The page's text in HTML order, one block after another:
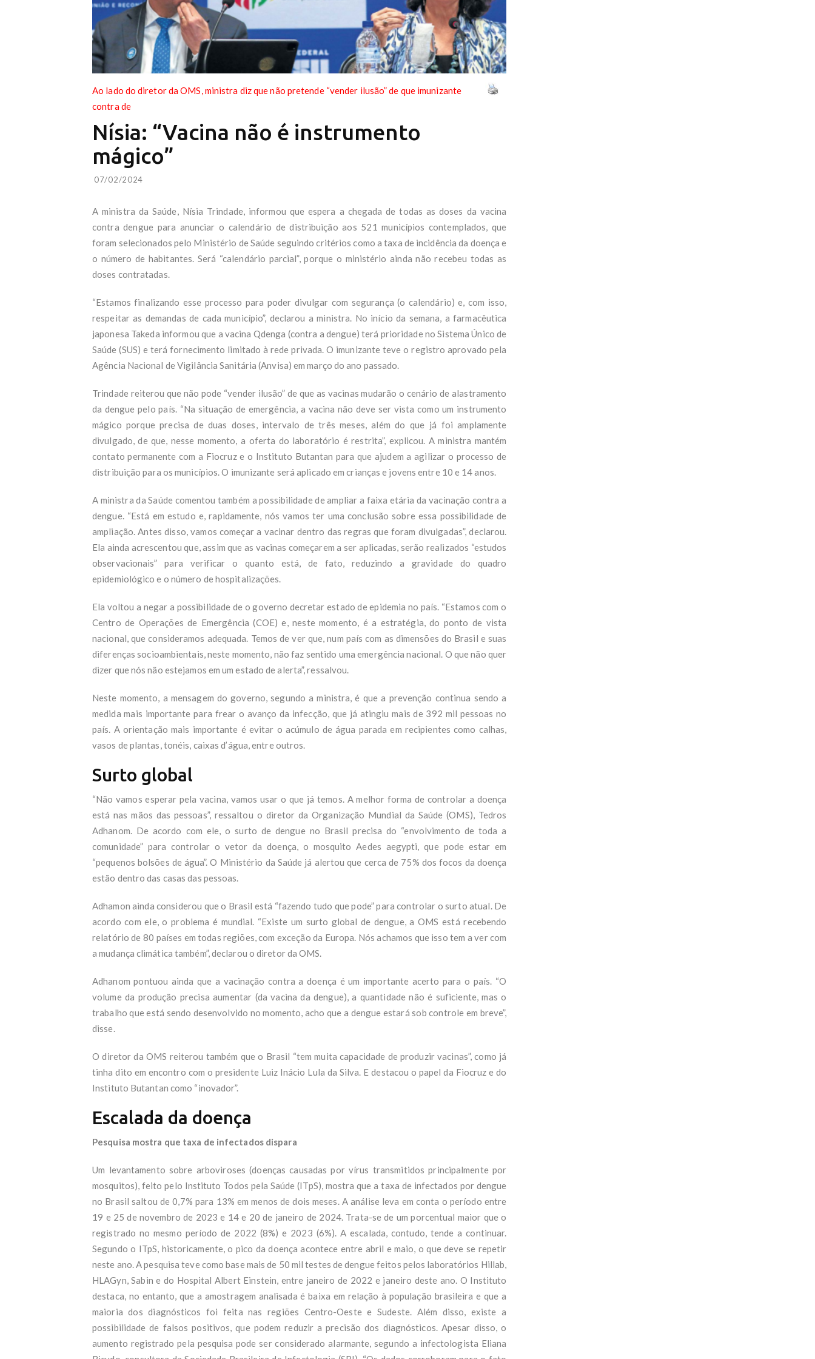
Ao lado do diretor da OMS, ministra diz que não pretende “vender ilusão” de que imunizante
contra de
Nísia: “Vacina não é instrumento
mágico”
07/02/2024
A ministra da Saúde, Nísia Trindade, informou que espera a chegada de todas as doses da vacina
contra dengue para anunciar o calendário de distribuição aos 521 municípios contemplados, que
foram selecionados pelo Ministério de Saúde seguindo critérios como a taxa de incidência da doença e
o número de habitantes. Será “calendário parcial”, porque o ministério ainda não recebeu todas as
doses contratadas.
“Estamos finalizando esse processo para poder divulgar com segurança (o calendário) e, com isso,
respeitar as demandas de cada município”, declarou a ministra. No início da semana, a farmacêutica
japonesa Takeda informou que a vacina Qdenga (contra a dengue) terá prioridade no Sistema Único de
Saúde (SUS) e terá fornecimento limitado à rede privada. O imunizante teve o registro aprovado pela
Agência Nacional de Vigilância Sanitária (Anvisa) em março do ano passado.
Trindade reiterou que não pode “vender ilusão” de que as vacinas mudarão o cenário de alastramento
da dengue pelo país. “Na situação de emergência, a vacina não deve ser vista como um instrumento
mágico porque precisa de duas doses, intervalo de três meses, além do que já foi amplamente
divulgado, de que, nesse momento, a oferta do laboratório é restrita”, explicou. A ministra mantém
contato permanente com a Fiocruz e o Instituto Butantan para que ajudem a agilizar o processo de
distribuição para os municípios. O imunizante será aplicado em crianças e jovens entre 10 e 14 anos.
A ministra da Saúde comentou também a possibilidade de ampliar a faixa etária da vacinação contra a
dengue. “Está em estudo e, rapidamente, nós vamos ter uma conclusão sobre essa possibilidade de
ampliação. Antes disso, vamos começar a vacinar dentro das regras que foram divulgadas”, declarou.
Ela ainda acrescentou que, assim que as vacinas começarem a ser aplicadas, serão realizados “estudos
observacionais” para verificar o quanto está, de fato, reduzindo a gravidade do quadro
epidemiológico e o número de hospitalizações.
Ela voltou a negar a possibilidade de o governo decretar estado de epidemia no país. “Estamos com o
Centro de Operações de Emergência (COE) e, neste momento, é a estratégia, do ponto de vista
nacional, que consideramos adequada. Temos de ver que, num país com as dimensões do Brasil e suas
diferenças socioambientais, neste momento, não faz sentido uma emergência nacional. O que não quer
dizer que nós não estejamos em um estado de alerta”, ressalvou.
Neste momento, a mensagem do governo, segundo a ministra, é que a prevenção continua sendo a
medida mais importante para frear o avanço da infecção, que já atingiu mais de 392 mil pessoas no
país. A orientação mais importante é evitar o acúmulo de água parada em recipientes como calhas,
vasos de plantas, tonéis, caixas d’água, entre outros.
Surto global
“Não vamos esperar pela vacina, vamos usar o que já temos. A melhor forma de controlar a doença
está nas mãos das pessoas”, ressaltou o diretor da Organização Mundial da Saúde (OMS), Tedros
Adhanom. De acordo com ele, o surto de dengue no Brasil precisa do “envolvimento de toda a
comunidade” para controlar o vetor da doença, o mosquito Aedes aegypti, que pode estar em
“pequenos bolsões de água”. O Ministério da Saúde já alertou que cerca de 75% dos focos da doença
estão dentro das casas das pessoas.
Adhamon ainda considerou que o Brasil está “fazendo tudo que pode” para controlar o surto atual. De
acordo com ele, o problema é mundial. “Existe um surto global de dengue, a OMS está recebendo
relatório de 80 países em todas regiões, com exceção da Europa. Nós achamos que isso tem a ver com
a mudança climática também”, declarou o diretor da OMS.
Adhanom pontuou ainda que a vacinação contra a doença é um importante acerto para o país. “O
volume da produção precisa aumentar (da vacina da dengue), a quantidade não é suficiente, mas o
trabalho que está sendo desenvolvido no momento, acho que a dengue estará sob controle em breve”,
disse.
O diretor da OMS reiterou também que o Brasil “tem muita capacidade de produzir vacinas”, como já
tinha dito em encontro com o presidente Luiz Inácio Lula da Silva. E destacou o papel da Fiocruz e do
Instituto Butantan como “inovador”.
Escalada da doença
Pesquisa mostra que taxa de infectados dispara
Um levantamento sobre arboviroses (doenças causadas por vírus transmitidos principalmente por
mosquitos), feito pelo Instituto Todos pela Saúde (ITpS), mostra que a taxa de infectados por dengue
no Brasil saltou de 0,7% para 13% em menos de dois meses. A análise leva em conta o período entre
19 e 25 de novembro de 2023 e 14 e 20 de janeiro de 2024. Trata-se de um porcentual maior que o
registrado no mesmo período de 2022 (8%) e 2023 (6%). A escalada, contudo, tende a continuar.
Segundo o ITpS, historicamente, o pico da doença acontece entre abril e maio, o que deve se repetir
neste ano. A pesquisa teve como base mais de 50 mil testes de dengue feitos pelos laboratórios Hillab,
HLAGyn, Sabin e do Hospital Albert Einstein, entre janeiro de 2022 e janeiro deste ano. O Instituto
destaca, no entanto, que a amostragem analisada é baixa em relação à população brasileira e que a
maioria dos diagnósticos foi feita nas regiões Centro-Oeste e Sudeste. Além disso, existe a
possibilidade de falsos positivos, que podem reduzir a precisão dos diagnósticos. Apesar disso, o
aumento registrado pela pesquisa pode ser considerado alarmante, segundo a infectologista Eliana